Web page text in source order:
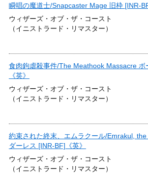
瞬唱の魔道士/Snapcaster Mage 旧枠 [INR-
ウィザーズ・オブ・ザ・コースト
（イニストラード・リマスター）
食肉鉤虐殺事件/The Meathook Massacre ボ
《英》
ウィザーズ・オブ・ザ・コースト
（イニストラード・リマスター）
約束された終末、エムラクール/Emrakul,
ダーレス [INR-BF]《英》
ウィザーズ・オブ・ザ・コースト
（イニストラード・リマスター）